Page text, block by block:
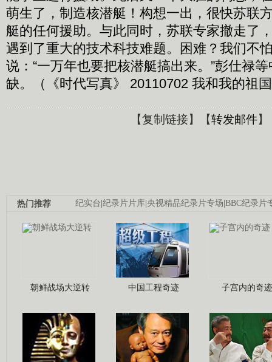
萌生了，制造核潜艇！构想一出，很快苏联
艇的任何援助。与此同时，苏联专家撤走了
遇到了重大的技术科技难题。困难？我们不
说：“一万年也要把核潜艇搞出来。”彭仕禄
缺。（《时代写真》 20110702 我和我的祖
【复制链接】【转发邮件】
纪实台|纪录片片库|央视精品纪录片专场|BBC纪录片
热门推荐
朝鲜战场大逆转 中国工程奇迹 子宫内的奇迹